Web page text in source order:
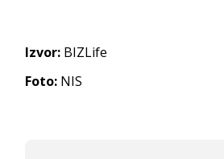
Izvor: BIZLife
Foto: NIS